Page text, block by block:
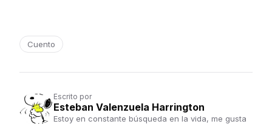
Cuento
Escrito por
Esteban Valenzuela Harrington
Estoy en constante búsqueda en la vida, me gusta